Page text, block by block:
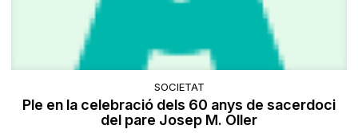
SOCIETAT
Ple en la celebració dels 60 anys de sacerdoci
del pare Josep M. Oller